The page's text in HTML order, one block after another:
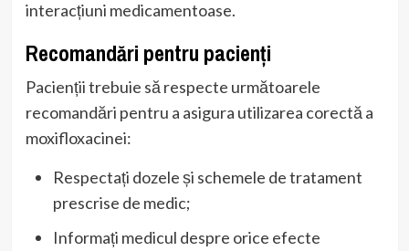
interacțiuni medicamentoase.
Recomandări pentru pacienți
Pacienții trebuie să respecte următoarele
recomandări pentru a asigura utilizarea corectă a
moxifloxacinei:
Respectați dozele și schemele de tratament
prescrise de medic;
Informați medicul despre orice efecte